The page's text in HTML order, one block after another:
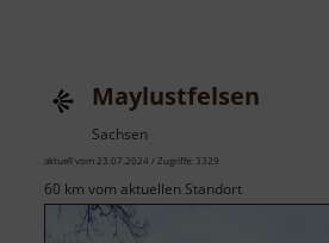
Maylustfelsen
Sachsen
aktuell vom 23.07.2024 / Zugriffe: 3329
60 km vom aktuellen Standort